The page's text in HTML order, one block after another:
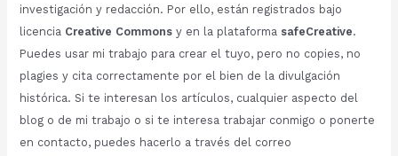
investigación y redacción. Por ello, están registrados bajo
licencia Creative Commonsy en la plataforma safeCreative.
Puedes usar mi trabajo para crear el tuyo, pero no copies, no
plagies y cita correctamente por el bien de la divulgación
histórica. Si te interesan los artículos, cualquier aspecto del
blog o de mi trabajo o si te interesa trabajar conmigo o ponerte
en contacto, puedes hacerlo a través del correo